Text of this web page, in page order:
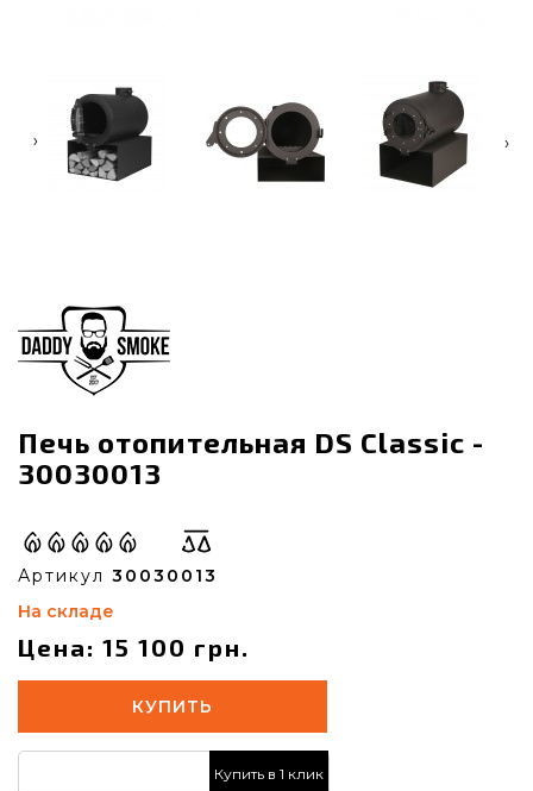
‹ ›
Печь отопительная DS Classic -
30030013
Артикул 30030013
На складе
Цена: 15 100 грн.
КУПИТЬ
Купить в 1 клик